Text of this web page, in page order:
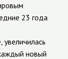
23 года
новый